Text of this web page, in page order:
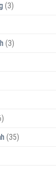
(3)
(3)
(35)